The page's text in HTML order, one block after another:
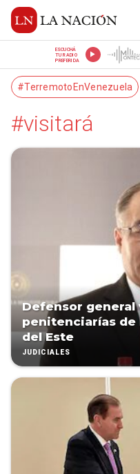
ESCUCHÁ
TU RADIO
PREFERIDA
#TerremotoEnVenezuela
#visitará
Defensor general
penitenciarías de
del Este
JUDICIALES